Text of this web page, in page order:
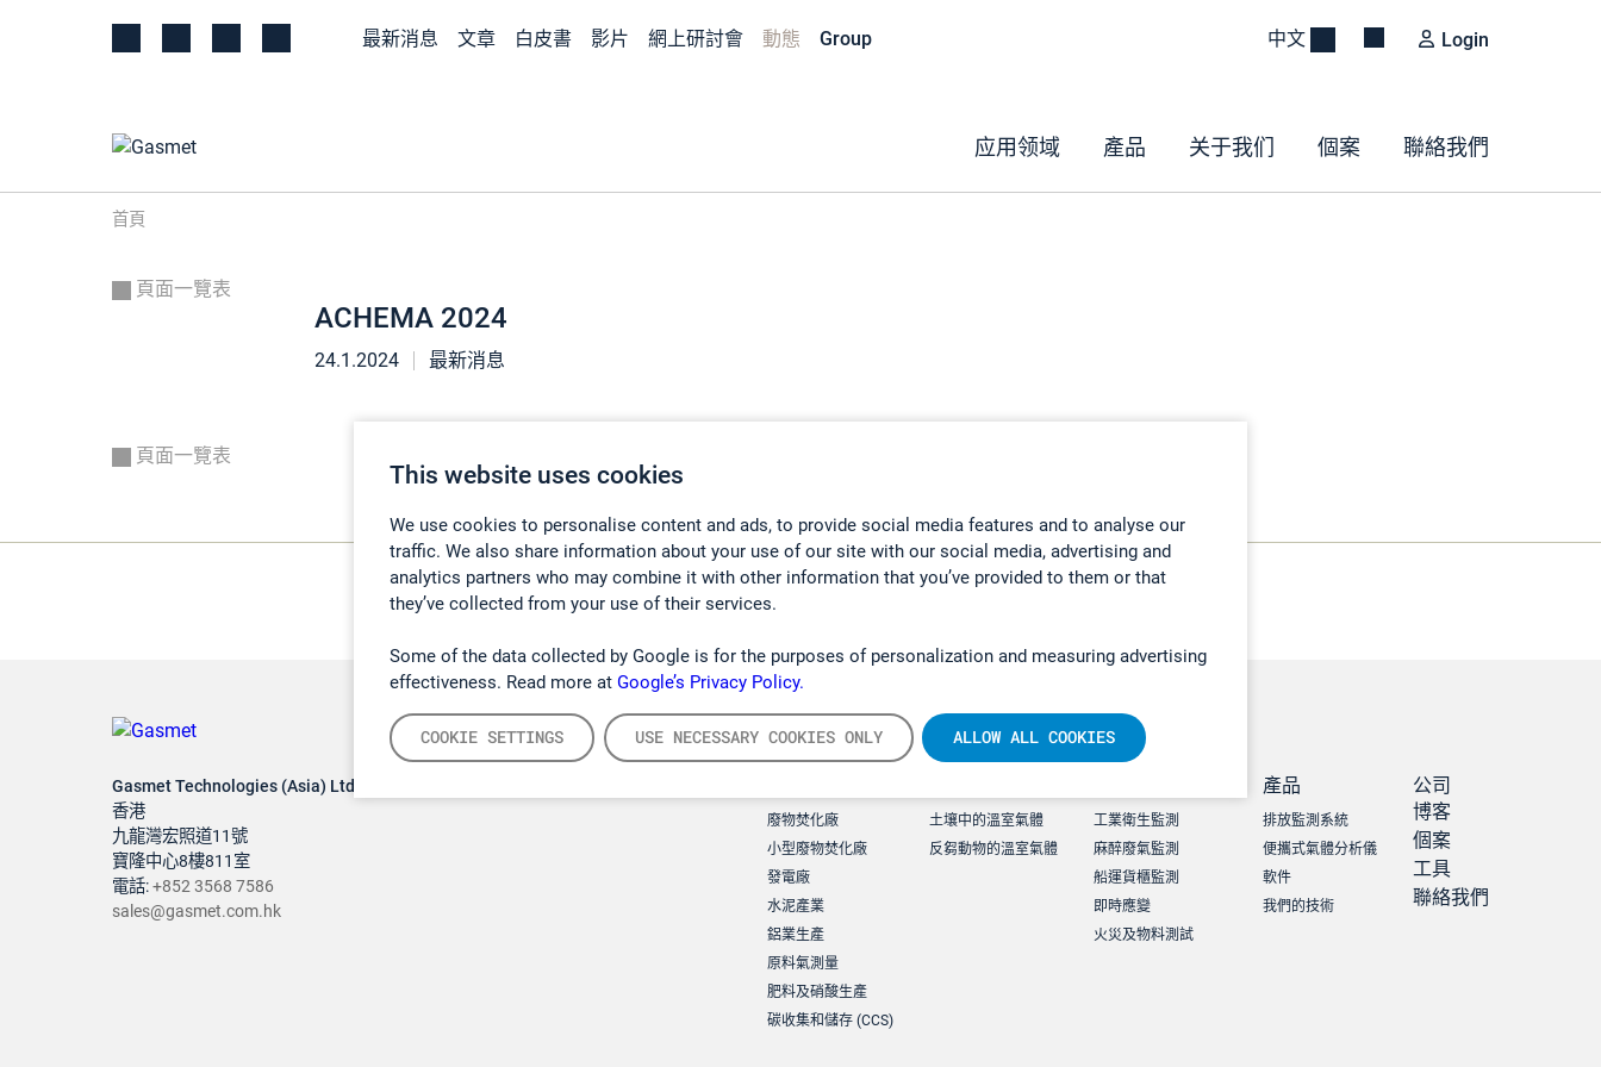
This website uses cookies
We use cookies to personalise content and ads, to provide social media features and to analyse our
traffic. We also share information about your use of our site with our social media, advertising and
analytics partners who may combine it with other information that you’ve provided to them or that
they’ve collected from your use of their services.
Some of the data collected by Google is for the purposes of personalization and measuring advertising
effectiveness. Read more at Google’s Privacy Policy.
COOKIE SETTINGS USE NECESSARY COOKIES ONLY ALLOW ALL COOKIES
最新消息 文章 白皮書 影片 網上研討會 動態 Group 中文 Login
应用领域 產品 关于我们 個案 聯絡我們
首頁
頁面一覽表
ACHEMA 2024
24.1.2024 最新消息
頁面一覽表
Gasmet Technologies (Asia) Ltd
香港
九龍灣宏照道11號
寶隆中心8樓811室
電話:+852 3568 7586
sales@gasmet.com.hk
廢物焚化廠
小型廢物焚化廠
發電廠
水泥產業
鋁業生產
原料氣測量
肥料及硝酸生產
碳收集和儲存 (CCS)
土壤中的溫室氣體
反芻動物的溫室氣體
工業衛生監測
麻醉廢氣監測
船運貨櫃監測
即時應變
火災及物料測試
產品
排放監測系統
便攜式氣體分析儀
軟件
我們的技術
公司
博客
個案
工具
聯絡我們